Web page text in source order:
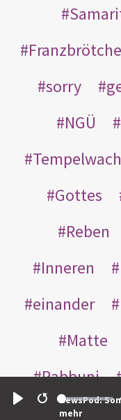
Restart
NewsPod:
mehr
sorry
NGÜ
Gottes
Reben
Inneren
einander
Matte
Rabbuni
gewaschen